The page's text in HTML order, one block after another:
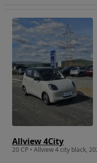
Allview 4City